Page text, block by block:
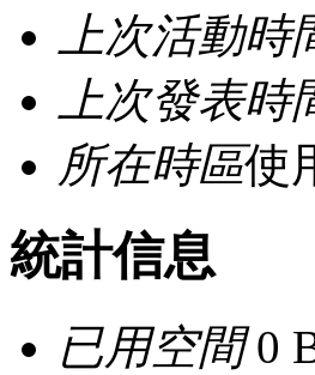
上次活動時
上次發表時
所在時區使
統計信息
已用空間0